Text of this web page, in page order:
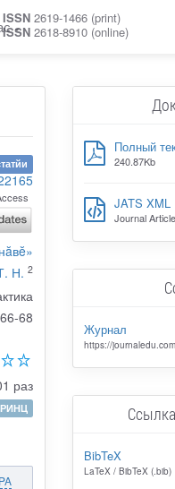
ISSN 2619-1466 (print)
ISSN 2618-8910 (online)
Н. 2
66-68
раз
РИНЦ
Полный
240.87Kb
JATS XML
Journal
Журнал
https://
BibTeX
LaTeX / BibTeX (.bib)